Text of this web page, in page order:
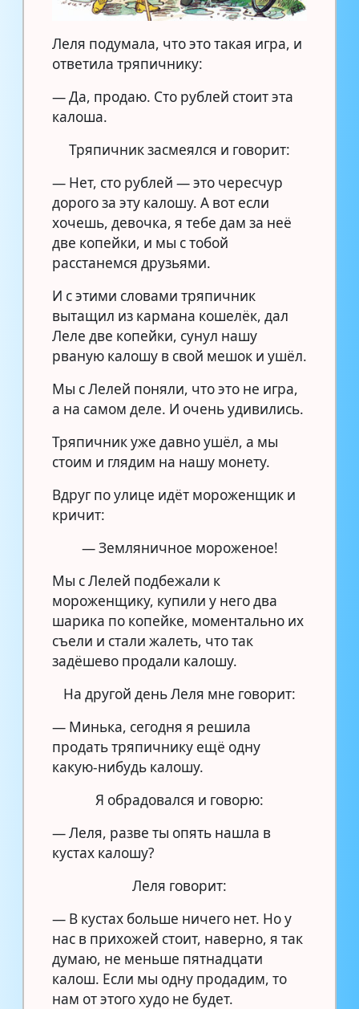
Леля подумала, что это такая игра, и
ответила тряпичнику:
— Да, продаю. Сто рублей стоит эта
калоша.
Тряпичник засмеялся и говорит:
— Нет, сто рублей — это чересчур
дорого за эту калошу. А вот если
хочешь, девочка, я тебе дам за неё
две копейки, и мы с тобой
расстанемся друзьями.
И с этими словами тряпичник
вытащил из кармана кошелёк, дал
Леле две копейки, сунул нашу
рваную калошу в свой мешок и ушёл.
Мы с Лелей поняли, что это не игра,
а на самом деле. И очень удивились.
Тряпичник уже давно ушёл, а мы
стоим и глядим на нашу монету.
Вдруг по улице идёт мороженщик и
кричит:
— Земляничное мороженое!
Мы с Лелей подбежали к
мороженщику, купили у него два
шарика по копейке, моментально их
съели и стали жалеть, что так
задёшево продали калошу.
На другой день Леля мне говорит:
— Минька, сегодня я решила
продать тряпичнику ещё одну
какую-нибудь калошу.
Я обрадовался и говорю:
— Леля, разве ты опять нашла в
кустах калошу?
Леля говорит:
— В кустах больше ничего нет. Но у
нас в прихожей стоит, наверно, я так
думаю, не меньше пятнадцати
калош. Если мы одну продадим, то
нам от этого худо не будет.